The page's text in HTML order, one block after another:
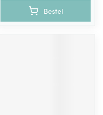
Bestel